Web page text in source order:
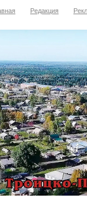
Редакция